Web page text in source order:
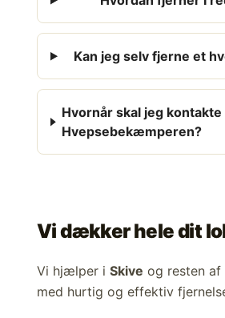
Kan jeg selv fjerne et
Hvornår skal jeg kontakte
Hvepsebekæmperen?
Vi dækker hele dit
Vi hjælper i Skive og resten af
med hurtig og effektiv